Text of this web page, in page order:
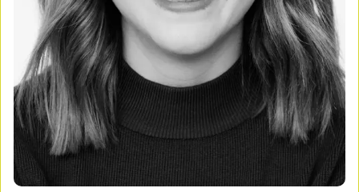
Mon Salon
Programmation
Pour enregistrer vos favoris,
connectez-vous ou créez votre profil
Mon Salon